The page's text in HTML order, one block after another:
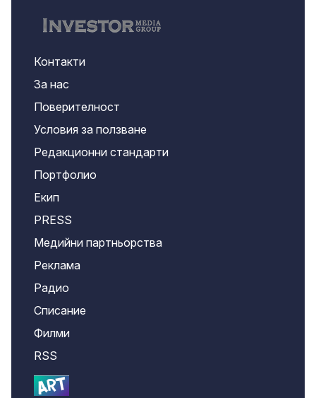
Контакти
За нас
Поверителност
Условия за ползване
Редакционни стандарти
Портфолио
Екип
PRESS
Медийни партньорства
Реклама
Радио
Списание
Филми
RSS